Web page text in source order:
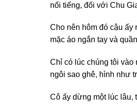
nổi tiếng, đối với Chu
Cho nên hôm đó cậu ấy
mặc áo ngắn tay và
Chỉ có lúc chúng tôi vào
ngôi sao ghê, hình như
Cô ấy dừng một lúc lâu,